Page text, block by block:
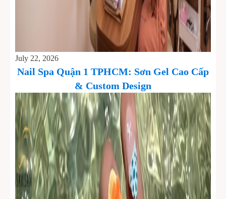
July 22, 2026
Nail Spa Quận 1 TPHCM: Sơn Gel Cao Cấp
& Custom Design